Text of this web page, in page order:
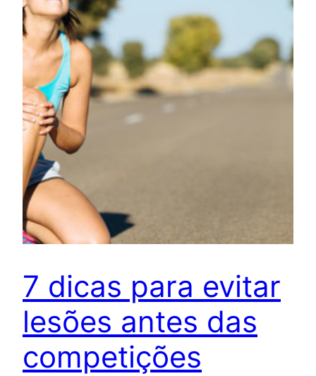
7 dicas para evitar
lesões antes das
competições